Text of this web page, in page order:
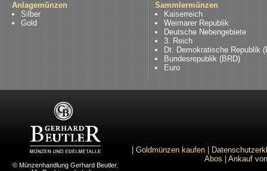
Anlagemünzen
Silber
Gold
Sammlermünzen
Kaiserreich
Weimarer Republik
Deutsche Nebengebiete
3. Reich
Dt. Demokratische Republik
Bundesrepublik (BRD)
Euro
© Münzenhandlung Gerhard Beutler.
Goldmünzen kaufen
Abos
Ankauf